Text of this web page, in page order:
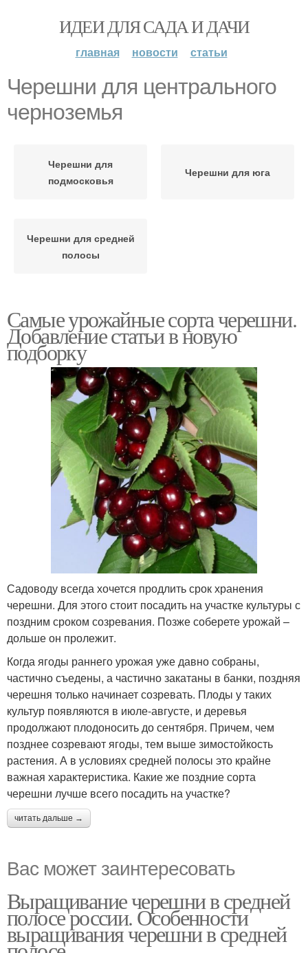
ИДЕИ ДЛЯ САДА И ДАЧИ
главная новости статьи
Черешни для центрального
черноземья
Черешни для
подмосковья
Черешни для юга
Черешни для средней
полосы
Самые урожайные сорта черешни.
Добавление статьи в новую
подборку
Садоводу всегда хочется продлить срок хранения
черешни. Для этого стоит посадить на участке культуры с
поздним сроком созревания. Позже соберете урожай –
дольше он пролежит.
Когда ягоды раннего урожая уже давно собраны,
частично съедены, а частично закатаны в банки, поздняя
черешня только начинает созревать. Плоды у таких
культур появляются в июле-августе, и деревья
продолжают плодоносить до сентября. Причем, чем
позднее созревают ягоды, тем выше зимостойкость
растения. А в условиях средней полосы это крайне
важная характеристика. Какие же поздние сорта
черешни лучше всего посадить на участке?
читать дальше →
Вас может заинтересовать
Выращивание черешни в средней
полосе россии. Особенности
выращивания черешни в средней